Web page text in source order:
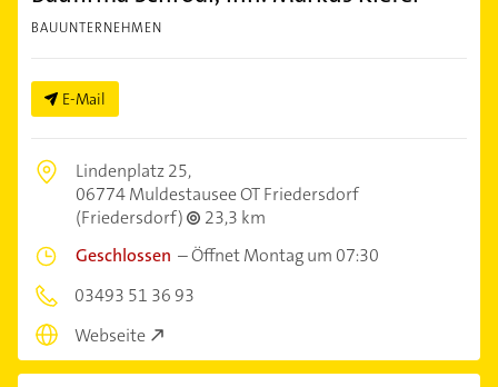
BAUUNTERNEHMEN
E-Mail
Lindenplatz 25,
06774 Muldestausee OT Friedersdorf
(Friedersdorf)
23,3 km
Geschlossen –Öffnet Montag um 07:30
03493 51 36 93
Webseite